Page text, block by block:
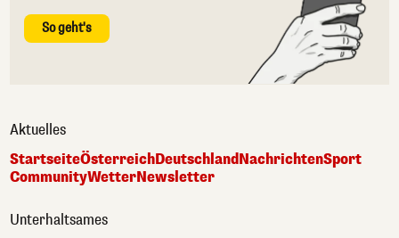
So geht's
Aktuelles
StartseiteÖsterreichDeutschlandNachrichtenSport
CommunityWetterNewsletter
Unterhaltsames